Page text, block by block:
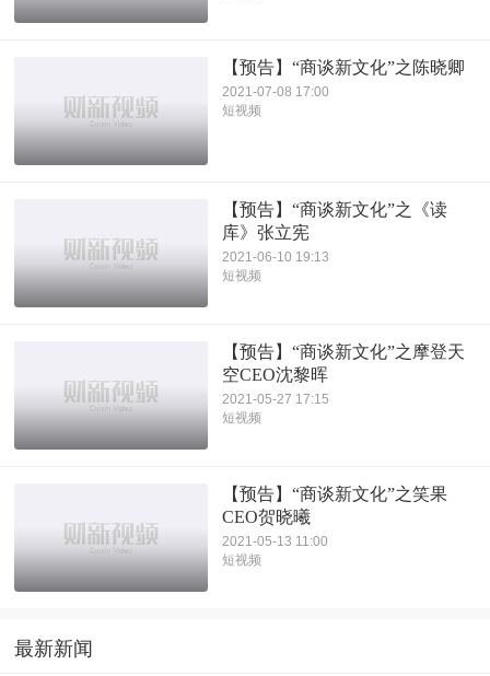
【预告】“商谈新文化”之陈晓卿
2021-07-08 17:00
短视频
【预告】“商谈新文化”之《读
库》张立宪
2021-06-10 19:13
短视频
【预告】“商谈新文化”之摩登天
空CEO沈黎晖
2021-05-27 17:15
短视频
【预告】“商谈新文化”之笑果
CEO贺晓曦
2021-05-13 11:00
短视频
最新新闻